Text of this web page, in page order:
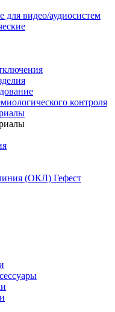
для видео/аудиосистем
контроля
(ОКЛ) Гефест